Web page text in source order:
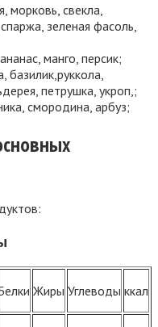
морковь, свекла,
зеленая фасоль,
манго, персик;
базилик,руккола,
петрушка, укроп,;
смородина, арбуз;
Жиры Углеводы ккал